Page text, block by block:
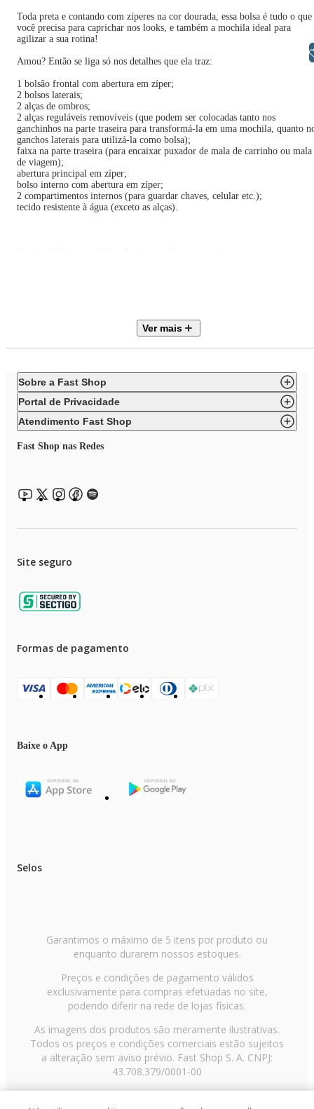
Toda preta e contando com zíperes na cor dourada, essa bolsa é tudo o que
você precisa para caprichar nos looks, e também a mochila ideal para
agilizar a sua rotina!
Amou? Então se liga só nos detalhes que ela traz:
1 bolsão frontal com abertura em zíper;
2 bolsos laterais;
2 alças de ombros;
2 alças reguláveis removíveis (que podem ser colocadas tanto nos
ganchinhos na parte traseira para transformá-la em uma mochila, quanto
ganchos laterais para utilizá-la como bolsa);
faixa na parte traseira (para encaixar puxador de mala de carrinho ou mala
de viagem);
abertura principal em zíper;
bolso interno com abertura em zíper;
2 compartimentos internos (para guardar chaves, celular etc.);
tecido resistente à água (exceto as alças).
Limpar com pano levemente umedecido nas área sujas.
Ver mais
Sobre a Fast Shop
Portal de Privacidade
Atendimento Fast Shop
Fast Shop nas Redes
Site seguro
Formas de pagamento
Baixe o App
Selos
Garantimos o máximo de 5 itens por produto ou
enquanto durarem nossos estoques.
Preços e condições de pagamento válidos
exclusivamente para compras efetuadas no site,
podendo diferir na rede de lojas físicas.
As imagens dos produtos são meramente ilustrativas.
Todos os preços e condições comerciais estão sujeitos
a alteração sem aviso prévio. Fast Shop S. A. CNPJ:
43.708.379/0001-00
Avenida Zaki Narchi, nº 1650, sobreloja, Carandiru, São